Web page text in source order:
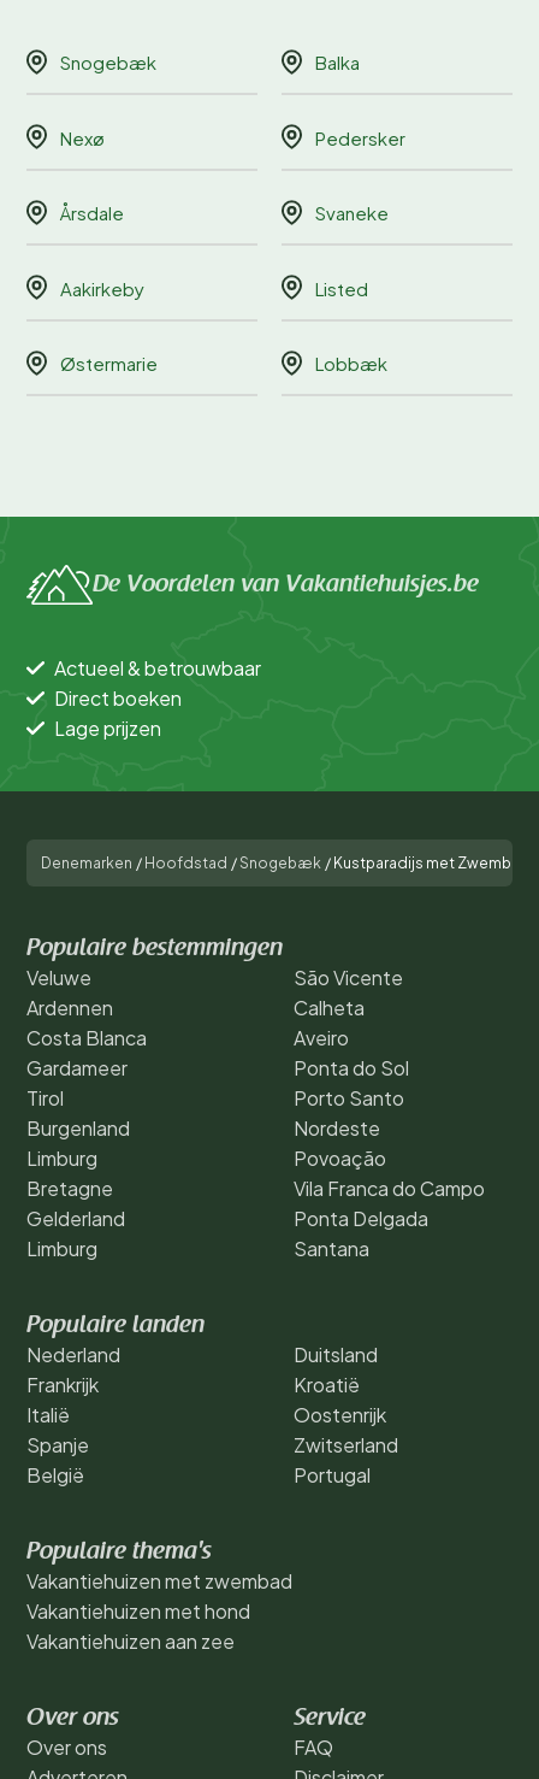
Snogebæk Balka
Nexø Pedersker
Årsdale Svaneke
Aakirkeby Listed
Østermarie Lobbæk
De Voordelen van Vakantiehuisjes.be
Actueel & betrouwbaar
Direct boeken
Lage prijzen
Denemarken / Hoofdstad /Snogebæk / Kustparadijs met Zwembad
Populaire bestemmingen
Veluwe
Ardennen
Costa Blanca
Gardameer
Tirol
Burgenland
Limburg
Bretagne
Gelderland
Limburg
São Vicente
Calheta
Aveiro
Ponta do Sol
Porto Santo
Nordeste
Povoação
Vila Franca do Campo
Ponta Delgada
Santana
Populaire landen
Nederland
Frankrijk
Italië
Spanje
België
Duitsland
Kroatië
Oostenrijk
Zwitserland
Portugal
Populaire thema's
Vakantiehuizen met zwembad
Vakantiehuizen met hond
Vakantiehuizen aan zee
Over ons
Over ons
Service
FAQ